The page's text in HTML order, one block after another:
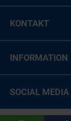
KONTAKT
INFORMATION
SOCIAL MEDIA